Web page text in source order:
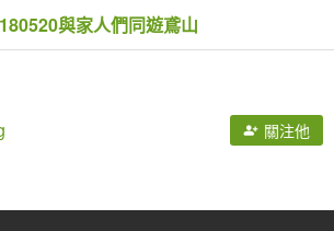
與家人們同遊鳶山
關注他